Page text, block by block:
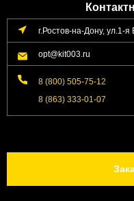
г.Ростов-на-Дону, ул.1-
opt@kit003.ru
8 (800) 505-75-12
8 (863) 333-01-07